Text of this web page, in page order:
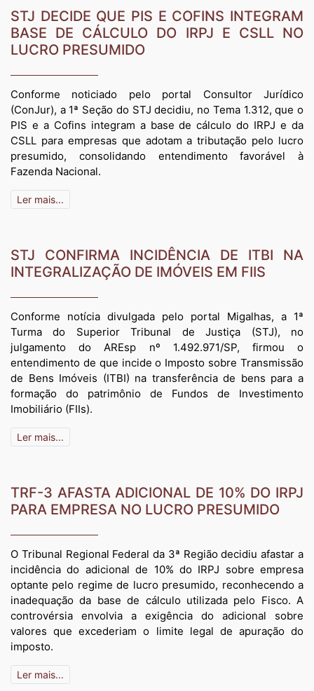
STJ DECIDE QUE PIS E COFINS INTEGRAM
BASE DE CÁLCULO DO IRPJ E CSLL NO
LUCRO PRESUMIDO
Conforme noticiado pelo portal Consultor Jurídico
(ConJur), a 1ª Seção do STJ decidiu, no Tema 1.312, que o
PIS e a Cofins integram a base de cálculo do IRPJ e da
CSLL para empresas que adotam a tributação pelo lucro
presumido, consolidando entendimento favorável à
Fazenda Nacional.
Ler mais...
STJ CONFIRMA INCIDÊNCIA DE ITBI NA
INTEGRALIZAÇÃO DE IMÓVEIS EM FIIS
Conforme notícia divulgada pelo portal Migalhas, a 1ª
Turma do Superior Tribunal de Justiça (STJ), no
julgamento do AREsp nº 1.492.971/SP, firmou o
entendimento de que incide o Imposto sobre Transmissão
de Bens Imóveis (ITBI) na transferência de bens para a
formação do patrimônio de Fundos de Investimento
Imobiliário (FIIs).
Ler mais...
TRF-3 AFASTA ADICIONAL DE 10% DO IRPJ
PARA EMPRESA NO LUCRO PRESUMIDO
O Tribunal Regional Federal da 3ª Região decidiu afastar a
incidência do adicional de 10% do IRPJ sobre empresa
optante pelo regime de lucro presumido, reconhecendo a
inadequação da base de cálculo utilizada pelo Fisco. A
controvérsia envolvia a exigência do adicional sobre
valores que excederiam o limite legal de apuração do
imposto.
Ler mais...